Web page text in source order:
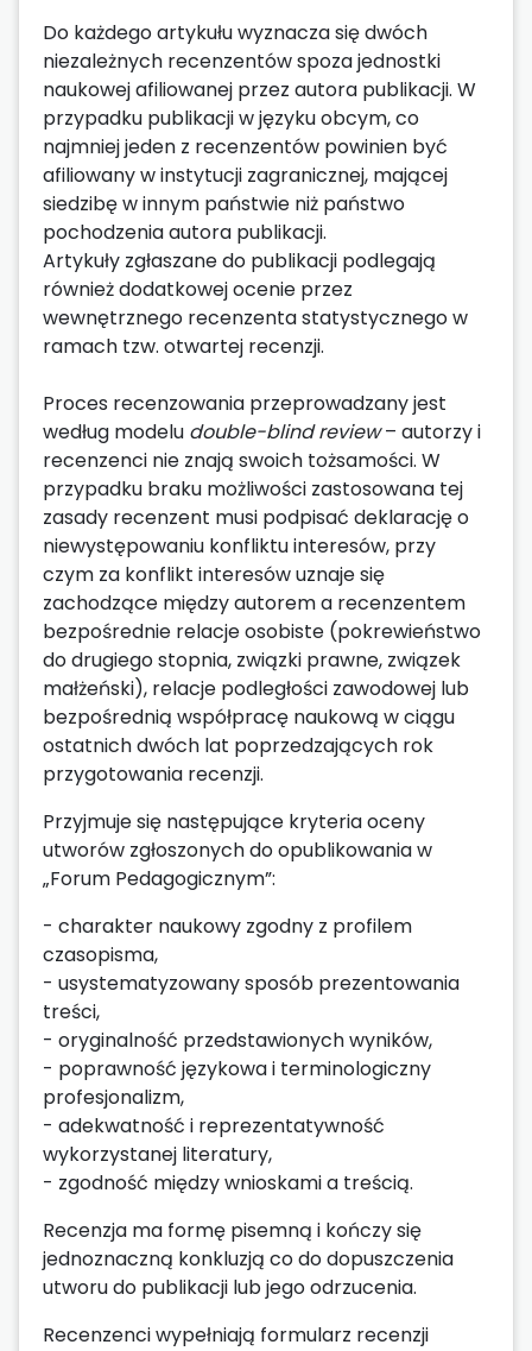
Do każdego artykułu wyznacza się dwóch
niezależnych recenzentów spoza jednostki
naukowej afiliowanej przez autora publikacji. W
przypadku publikacji w języku obcym, co
najmniej jeden z recenzentów powinien być
afiliowany w instytucji zagranicznej, mającej
siedzibę w innym państwie niż państwo
pochodzenia autora publikacji.
Artykuły zgłaszane do publikacji podlegają
również dodatkowej ocenie przez
wewnętrznego recenzenta statystycznego w
ramach tzw. otwartej recenzji.
Proces recenzowania przeprowadzany jest
według modelu double-blind review– autorzy i
recenzenci nie znają swoich tożsamości. W
przypadku braku możliwości zastosowana tej
zasady recenzent musi podpisać deklarację o
niewystępowaniu konfliktu interesów, przy
czym za konflikt interesów uznaje się
zachodzące między autorem a recenzentem
bezpośrednie relacje osobiste (pokrewieństwo
do drugiego stopnia, związki prawne, związek
małżeński), relacje podległości zawodowej lub
bezpośrednią współpracę naukową w ciągu
ostatnich dwóch lat poprzedzających rok
przygotowania recenzji.
Przyjmuje się następujące kryteria oceny
utworów zgłoszonych do opublikowania w
„Forum Pedagogicznym”:
- charakter naukowy zgodny z profilem
czasopisma,
- usystematyzowany sposób prezentowania
treści,
- oryginalność przedstawionych wyników,
- poprawność językowa i terminologiczny
profesjonalizm,
- adekwatność i reprezentatywność
wykorzystanej literatury,
- zgodność między wnioskami a treścią.
Recenzja ma formę pisemną i kończy się
jednoznaczną konkluzją co do dopuszczenia
utworu do publikacji lub jego odrzucenia.
Recenzenci wypełniają formularz recenzji